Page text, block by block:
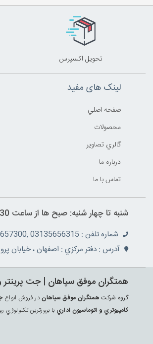
تحويل اکسپرس
لینک های مفید
صفحه اصلي
محصولات
گالري تصاوير
درباره ما
تماس با ما
شنبه تا چهار شنبه: صبح ها از ساعت 8.30 الي 14.00 و بعداظهر ها 16 الي 19.30 پنج شنبه ها از ساعت 8.30 الي 14.30
شماره تلفن : 03135656315 ,03135657355,03135656304,03135657300
آدرس : دفتر مرکزي : اصفهان ، خيابان
همتگران موفق سپاهان | جت پرينتر و
گروه شرکت همتگران موفق سپاهاندر فروش انواع
کامپيوتري و اتوماسيون اداري با بروزترين